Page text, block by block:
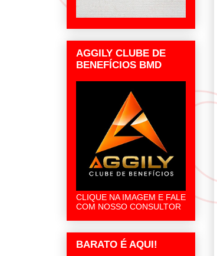
AGGILY CLUBE DE
BENEFÍCIOS BMD
CLIQUE NA IMAGEM E FALE
COM NOSSO CONSULTOR
BARATO É AQUI!